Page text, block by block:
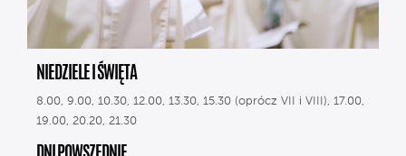
NIEDZIELE I ŚWIĘTA
8.00, 9.00, 10.30, 12.00, 13.30, 15.30 (oprócz VII i VIII), 17.00,
19.00, 20.20, 21.30